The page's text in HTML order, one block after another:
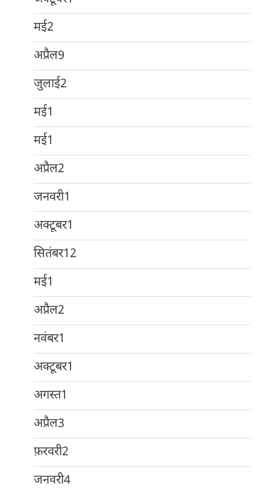
मई2
अप्रैल9
जुलाई2
मई1
मई1
अप्रैल2
जनवरी1
अक्टूबर1
सितंबर12
मई1
अप्रैल2
नवंबर1
अक्टूबर1
अगस्त1
अप्रैल3
फ़रवरी2
जनवरी4